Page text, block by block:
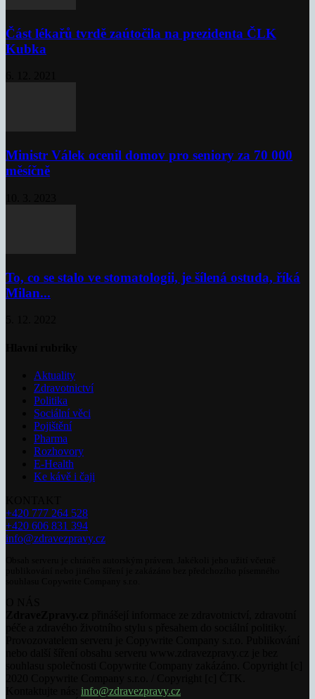
Část lékařů tvrdě zaútočila na prezidenta ČLK
Kubka
Ministr Válek ocenil domov pro seniory za 70 000
měsíčně
To, co se stalo ve stomatologii, je šílená ostuda, říká
Milan...
Aktuality
Zdravotnictví
Politika
Sociální věci
Pojištění
Pharma
Rozhovory
E-Health
Ke kávě i čaji
+420 777 264 528
+420 606 831 394
info@zdravezpravy.cz
info@zdravezpravy.cz